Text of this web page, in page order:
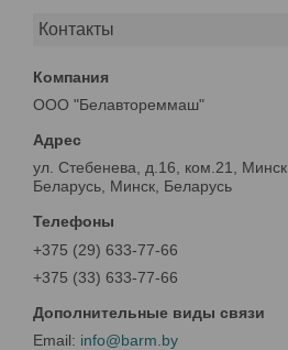
Контакты
ООО "Белавтореммаш"
ул. Стебенева, д.16, ком.21, Минск,
Беларусь, Минск, Беларусь
+375 (29) 633-77-66
+375 (33) 633-77-66
info@barm.by